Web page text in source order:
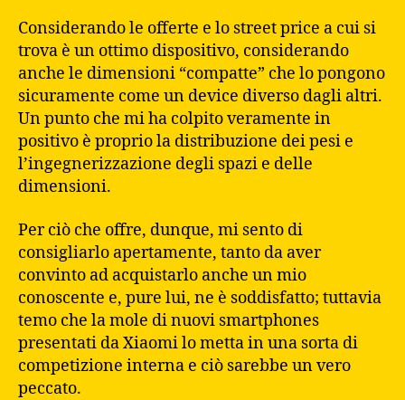
Considerando le offerte e lo street price a cui si
trova è un ottimo dispositivo, considerando
anche le dimensioni “compatte” che lo pongono
sicuramente come un device diverso dagli altri.
Un punto che mi ha colpito veramente in
positivo è proprio la distribuzione dei pesi e
l’ingegnerizzazione degli spazi e delle
dimensioni.
Per ciò che offre, dunque, mi sento di
consigliarlo apertamente, tanto da aver
convinto ad acquistarlo anche un mio
conoscente e, pure lui, ne è soddisfatto; tuttavia
temo che la mole di nuovi smartphones
presentati da Xiaomi lo metta in una sorta di
competizione interna e ciò sarebbe un vero
peccato.